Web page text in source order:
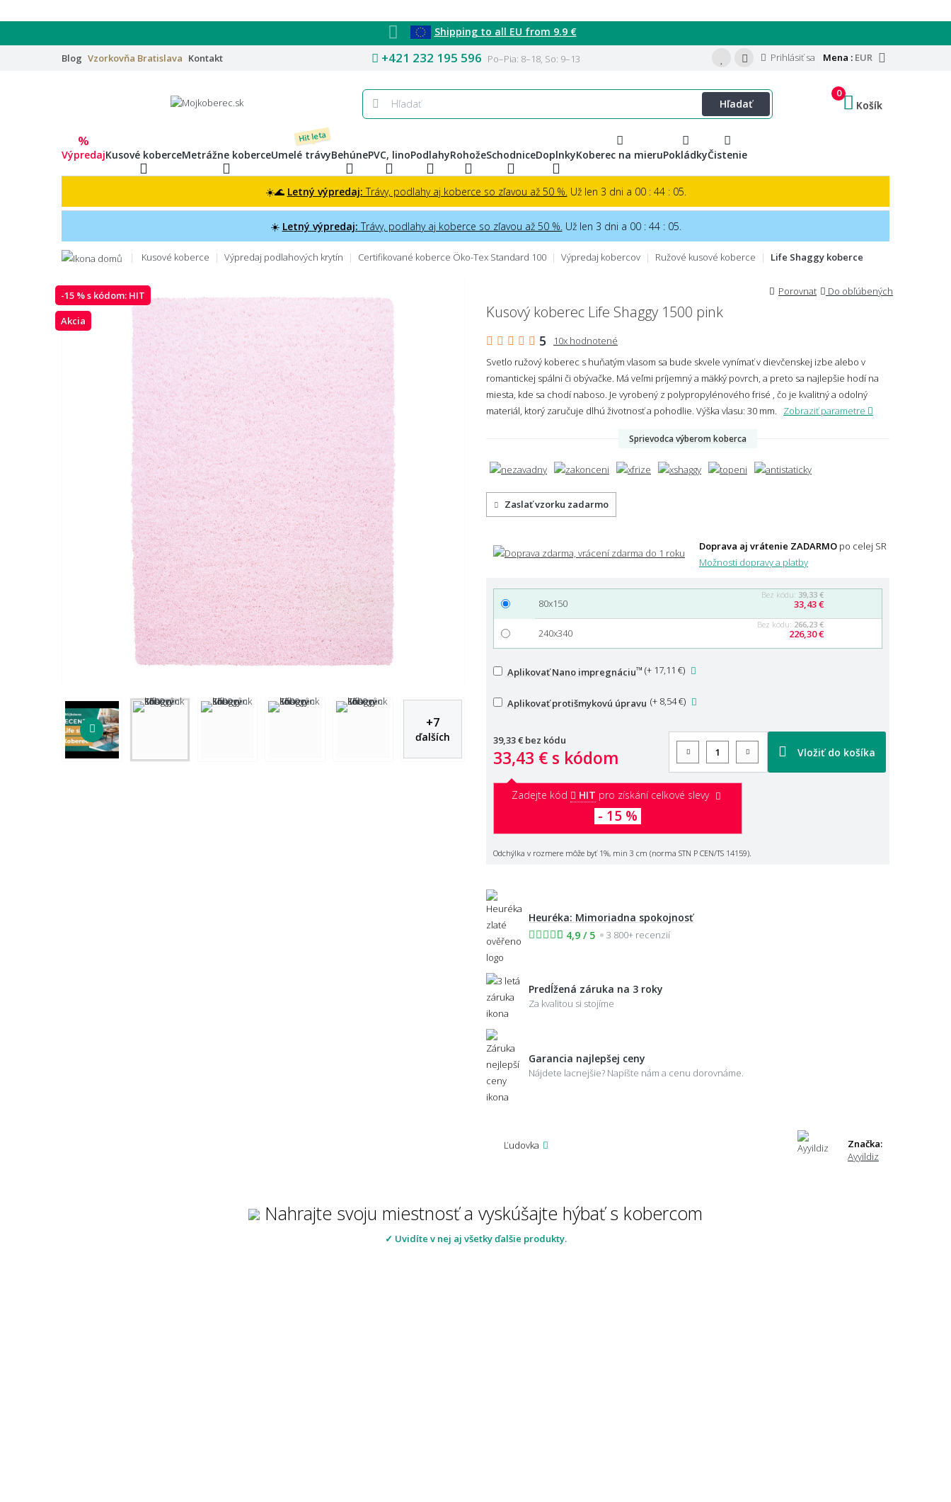
Shipping to all EU from 9.9 €
Blog Vzorkovňa Bratislava Kontakt +421 232 195 596 Po–Pia: 8–18, So: 9–13 Mena : EUR
Prihlásiť sa
Hľadať
0
Košík
%
VýpredajKusové koberceMetrážne koberce
Hit leta
Umelé trávyBehúnePVC, linoPodlahyRohožeSchodniceDoplnkyKoberec na mieruPokládkyČistenie
☀️🌊 Letný výpredaj: Trávy, podlahy aj koberce so zľavou až 50 %. Už len 3 dni a 00 : 44 : 03.
☀️ Letný výpredaj: Trávy, podlahy aj koberce so zľavou až 50 %. Už len 3 dni a 00 : 44 : 03.
Kusové koberce Výpredaj podlahových krytín Certifikované koberce Öko-Tex Standard 100 Výpredaj kobercov Ružové kusové koberce Life Shaggy koberce
Porovnat Do obľúbených
-15 % s kódom: HIT
Akcia
+7
ďalších
Kusový koberec Life Shaggy 1500 pink
5
10x hodnotené
Svetlo ružový koberec s huňatým vlasom sa bude skvele vynímať v dievčenskej izbe alebo v
romantickej spálni či obývačke. Má veľmi príjemný a mäkký povrch, a preto sa najlepšie hodí na
miesta, kde sa chodí naboso. Je vyrobený z polypropylénového frisé , čo je kvalitný a odolný
materiál, ktorý zaručuje dlhú životnosť a pohodlie. Výška vlasu: 30 mm. Zobraziť parametre
Sprievodca výberom koberca
Zaslať vzorku zadarmo
Doprava aj vrátenie ZADARMO po celej SR
Možnosti dopravy a platby
80x150
Bez kódu: 39,33 €
33,43 €
240x340
Bez kódu: 266,23 €
226,30 €
Aplikovať Nano impregnáciu™ (+ 17,11 €)
Aplikovať protišmykovú úpravu (+ 8,54 €)
39,33 € bez kódu
33,43 € s kódom Vložiť do košíka
Zadejte kód HIT pro získání celkové slevy
- 15 %
Odchýlka v rozmere môže byť 1%, min 3 cm (norma STN P CEN/TS 14159).
Heuréka: Mimoriadna spokojnosť
4,9 / 5
3 800+ recenzií
Predĺžená záruka na 3 roky
Za kvalitou si stojíme
Garancia najlepšej ceny
Nájdete lacnejšie? Napíšte nám a cenu dorovnáme.
Ľudovka
Značka:
Ayyildiz
Nahrajte svoju miestnosť a vyskúšajte hýbať s kobercom
✓ Uvidíte v nej aj všetky ďalšie produkty.